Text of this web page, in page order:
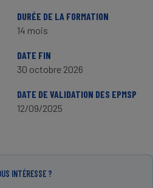
DURÉE DE LA FORMATION
14 mois
DATE FIN
30 octobre 2026
DATE DE VALIDATION DES EPMSP
12/09/2025
INTÉRESSE ?